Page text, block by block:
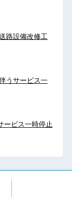
路設備改修工
うサービス一
ービス一時停止